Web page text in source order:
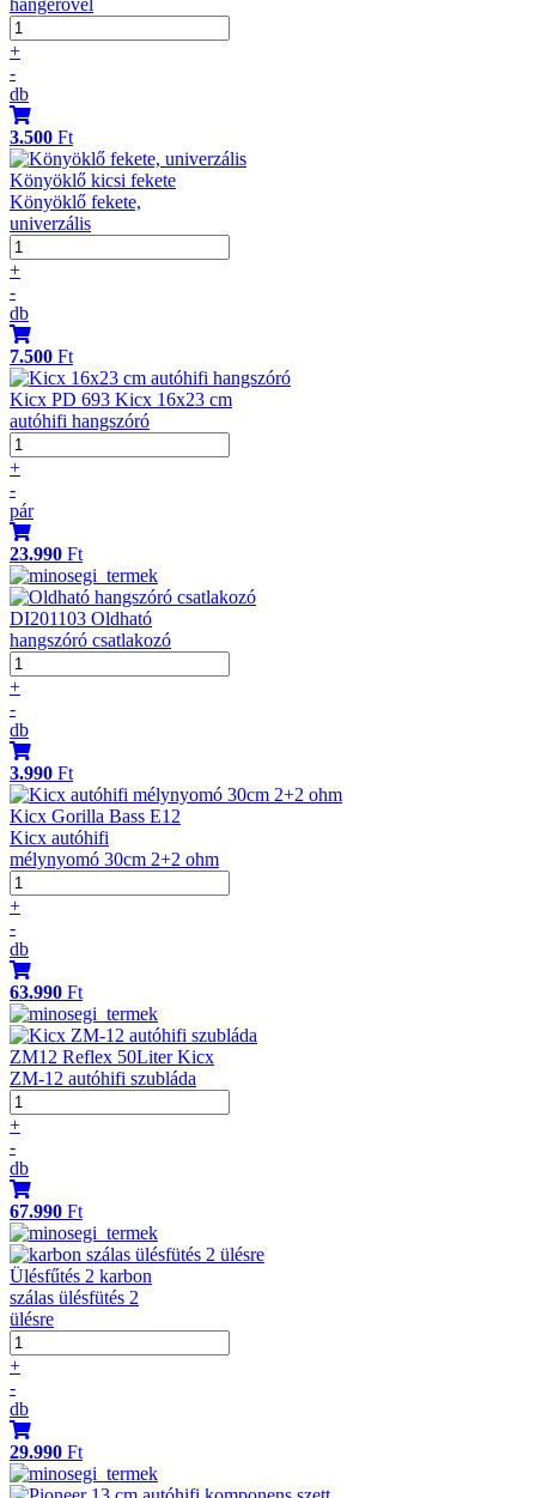
hangerővel
+
-
db
3.500 Ft
Könyöklő kicsi fekete
Könyöklő fekete,
univerzális
+
-
db
7.500 Ft
Kicx PD 693 Kicx 16x23 cm
autóhifi hangszóró
+
-
pár
23.990 Ft
DI201103 Oldható
hangszóró csatlakozó
+
-
db
3.990 Ft
Kicx Gorilla Bass E12
Kicx autóhifi
mélynyomó 30cm 2+2 ohm
+
-
db
63.990 Ft
ZM12 Reflex 50Liter Kicx
ZM-12 autóhifi szubláda
+
-
db
67.990 Ft
Ülésfűtés 2 karbon
szálas ülésfütés 2
ülésre
+
-
db
29.990 Ft